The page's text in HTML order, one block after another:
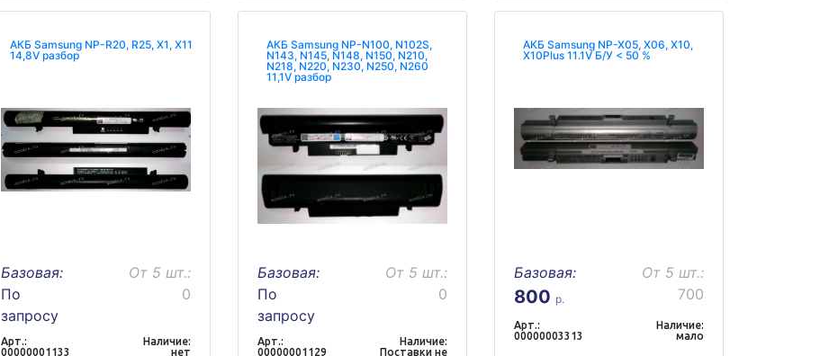
АКБ Samsung NP-R20, R25, X1, X11
14,8V разбор
Базовая:
По
запросу
От 5 шт.:
0
Арт.:
00000001133
Наличие:
нет
АКБ Samsung NP-N100, N102S,
N143, N145, N148, N150, N210,
N218, N220, N230, N250, N260
11,1V разбор
Базовая:
По
запросу
От 5 шт.:
0
Арт.:
00000001129
Наличие:
Поставки не
АКБ Samsung NP-X05, X06, X10,
X10Plus 11.1V Б/У < 50 %
Базовая:
800 р.
От 5 шт.:
700
Арт.:
00000003313
Наличие:
мало